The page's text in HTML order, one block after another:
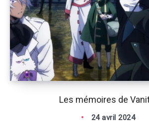
Les mémoires de
24 avril 2024